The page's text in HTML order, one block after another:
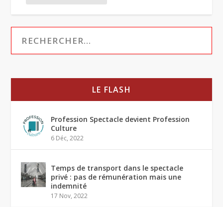
LE FLASH
Profession Spectacle devient Profession
Culture
6 Déc, 2022
Temps de transport dans le spectacle
privé : pas de rémunération mais une
indemnité
17 Nov, 2022